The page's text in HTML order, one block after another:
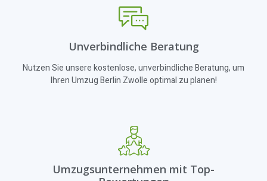
Unverbindliche Beratung
Nutzen Sie unsere kostenlose, unverbindliche Beratung, um
Ihren Umzug Berlin Zwolle optimal zu planen!
Umzugsunternehmen mit Top-